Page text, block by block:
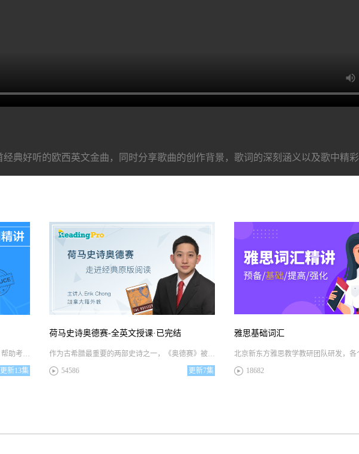
典好听的欧西英文金曲，同时分享歌曲的创作背景，歌词的深刻涵义以及歌中精
本课程讲解历年真题高频词汇及巧记妙招，帮助考生快速记忆大量词汇，为考研冲刺备好单词基础
更新13集
荷马史诗奥德赛-全英文授课·已完结
作为古希腊最重要的两部史诗之一，《奥德赛》被称为西方文学的奠基之作。主人公奥德修斯一方面命途多舛、足智多谋、对自己的部族和妻子满怀深情，另一方面夺回王位的过程中狡猾、多疑、私心很重，这是一个复杂的人物形象，这本书也是一部值得细细赏析的文学巨作。在本次经典文学名著全英授课阅读班中，Erik老师将带领大家鉴赏人物角色特征、分析荷马的创作动机以及相关地理知识等。如果你喜欢神话冒险类的故事，那这本书就是你的菜，这堂课你一定会喜欢！
54586
更新7集
雅思基础词汇
18682